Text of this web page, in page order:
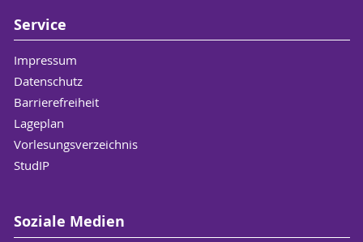
Service
Impressum
Datenschutz
Barrierefreiheit
Lageplan
Vorlesungsverzeichnis
StudIP
Soziale Medien